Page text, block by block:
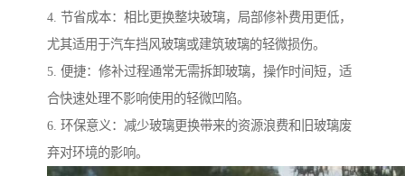
4. 节省成本：相比更换整块玻璃，局部修补费用更低，
尤其适用于汽车挡风玻璃或建筑玻璃的轻微损伤。
5. 便捷：修补过程通常无需拆卸玻璃，操作时间短，适
合快速处理不影响使用的轻微凹陷。
6. 环保意义：减少玻璃更换带来的资源浪费和旧玻璃废
弃对环境的影响。